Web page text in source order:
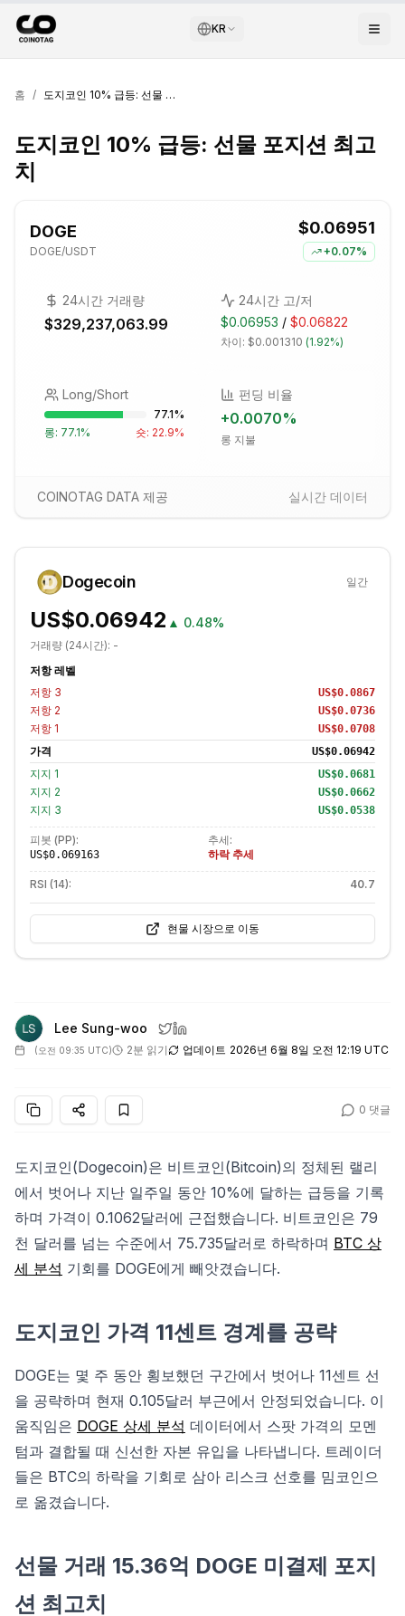
KR
홈 / 도지코인 10% 급등: 선물 포지션 최고치
도지코인 10% 급등: 선물 포지션 최고
치
DOGE
DOGE/USDT
$0.06951
+0.07%
24시간 거래량
$329,237,063.99
24시간 고/저
$0.06953 / $0.06822
차이: $0.001310 (1.92%)
Long/Short
77.1%
롱: 77.1% 숏: 22.9%
펀딩 비율
+0.0070%
롱 지불
COINOTAG DATA 제공 실시간 데이터
Dogecoin 일간
US$0.06942 ▲ 0.48%
거래량 (24시간): -
저항 레벨
저항 3 US$0.0867
저항 2 US$0.0736
저항 1 US$0.0708
가격 US$0.06942
지지 1 US$0.0681
지지 2 US$0.0662
지지 3 US$0.0538
피봇 (PP):
US$0.069163
추세:
하락 추세
RSI (14): 40.7
현물 시장으로 이동
Lee Sung-woo
(오전 09:35 UTC) 2분 읽기 업데이트 2026년 6월 8일 오전 12:19 UTC
0 댓글
도지코인(Dogecoin)은 비트코인(Bitcoin)의 정체된 랠리
에서 벗어나 지난 일주일 동안 10%에 달하는 급등을 기록
하며 가격이 0.1062달러에 근접했습니다. 비트코인은 79
천 달러를 넘는 수준에서 75.735달러로 하락하며 BTC 상
세 분석 기회를 DOGE에게 빼앗겼습니다.
도지코인 가격 11센트 경계를 공략
DOGE는 몇 주 동안 횡보했던 구간에서 벗어나 11센트 선
을 공략하며 현재 0.105달러 부근에서 안정되었습니다. 이
움직임은 DOGE 상세 분석 데이터에서 스팟 가격의 모멘
텀과 결합될 때 신선한 자본 유입을 나타냅니다. 트레이더
들은 BTC의 하락을 기회로 삼아 리스크 선호를 밈코인으
로 옮겼습니다.
선물 거래 15.36억 DOGE 미결제 포지
션 최고치